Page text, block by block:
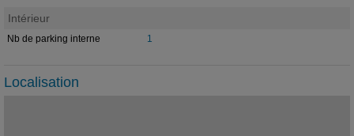
Intérieur
Nb de parking interne 1
Localisation